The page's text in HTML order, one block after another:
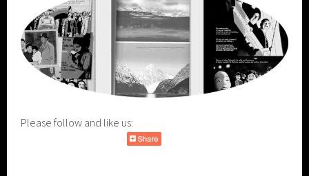
Please follow and like us: